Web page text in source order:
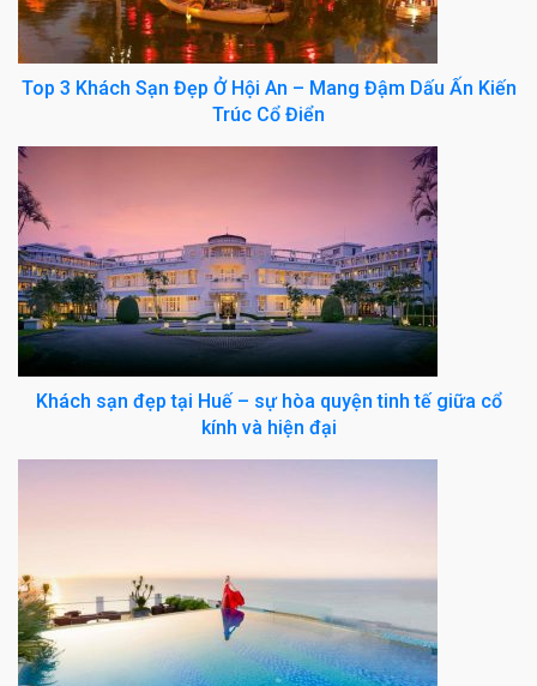
Top 3 Khách Sạn Đẹp Ở Hội An – Mang Đậm Dấu Ấn Kiến
Trúc Cổ Điển
Khách sạn đẹp tại Huế – sự hòa quyện tinh tế giữa cổ
kính và hiện đại